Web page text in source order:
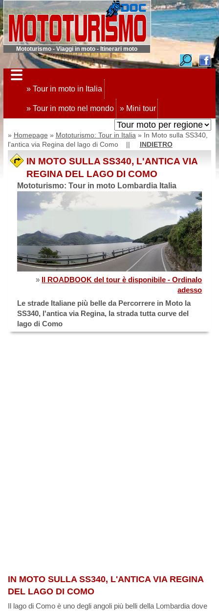
Mototurismo - Viaggi in moto - Itinerari moto
» Tour in moto in Italia
» Tour in moto nel mondo » Mini tour
» Homepage » Mototurismo: Tour in Italia » In Moto sulla SS340,
l'antica via Regina del lago di Como || INDIETRO
IN MOTO SULLA SS340, L'ANTICA VIA
REGINA DEL LAGO DI COMO
Mototurismo: Tour in moto Lombardia Italia
» Il ROADBOOK del tour è disponibile - Ordinalo
adesso
Le strade Italiane più belle da Percorrere in Moto la
SS340, l'antica via Regina, la strada tutta curve del
lago di Como
IN MOTO SULLA SS340, L'ANTICA VIA REGINA
DEL LAGO DI COMO
Il lago di Como è uno degli angoli più belli della Lombardia dove